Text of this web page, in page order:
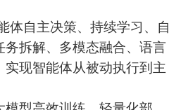
体自主决策、持续学习、自
务拆解、多模态融合、语言
实现智能体从被动执行到主